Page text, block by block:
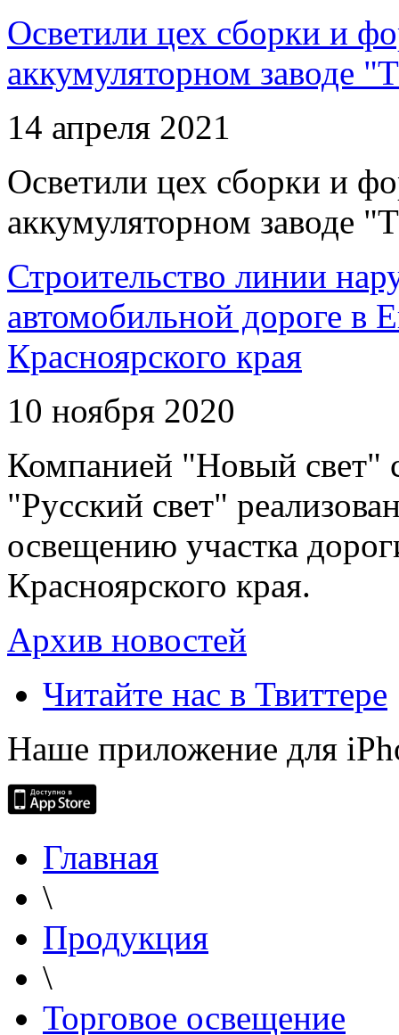
Осветили цех сборки и
аккумуляторном заводе
14 апреля 2021
Осветили цех сборки и
аккумуляторном заводе
Строительство линии
автомобильной дороге в
Красноярского края
10 ноября 2020
Компанией "Новый свет"
"Русский свет"
освещению участка
Красноярского края.
Архив новостей
Читайте нас в Твиттере
Наше приложение для
Главная
\
Продукция
\
Торговое освещение